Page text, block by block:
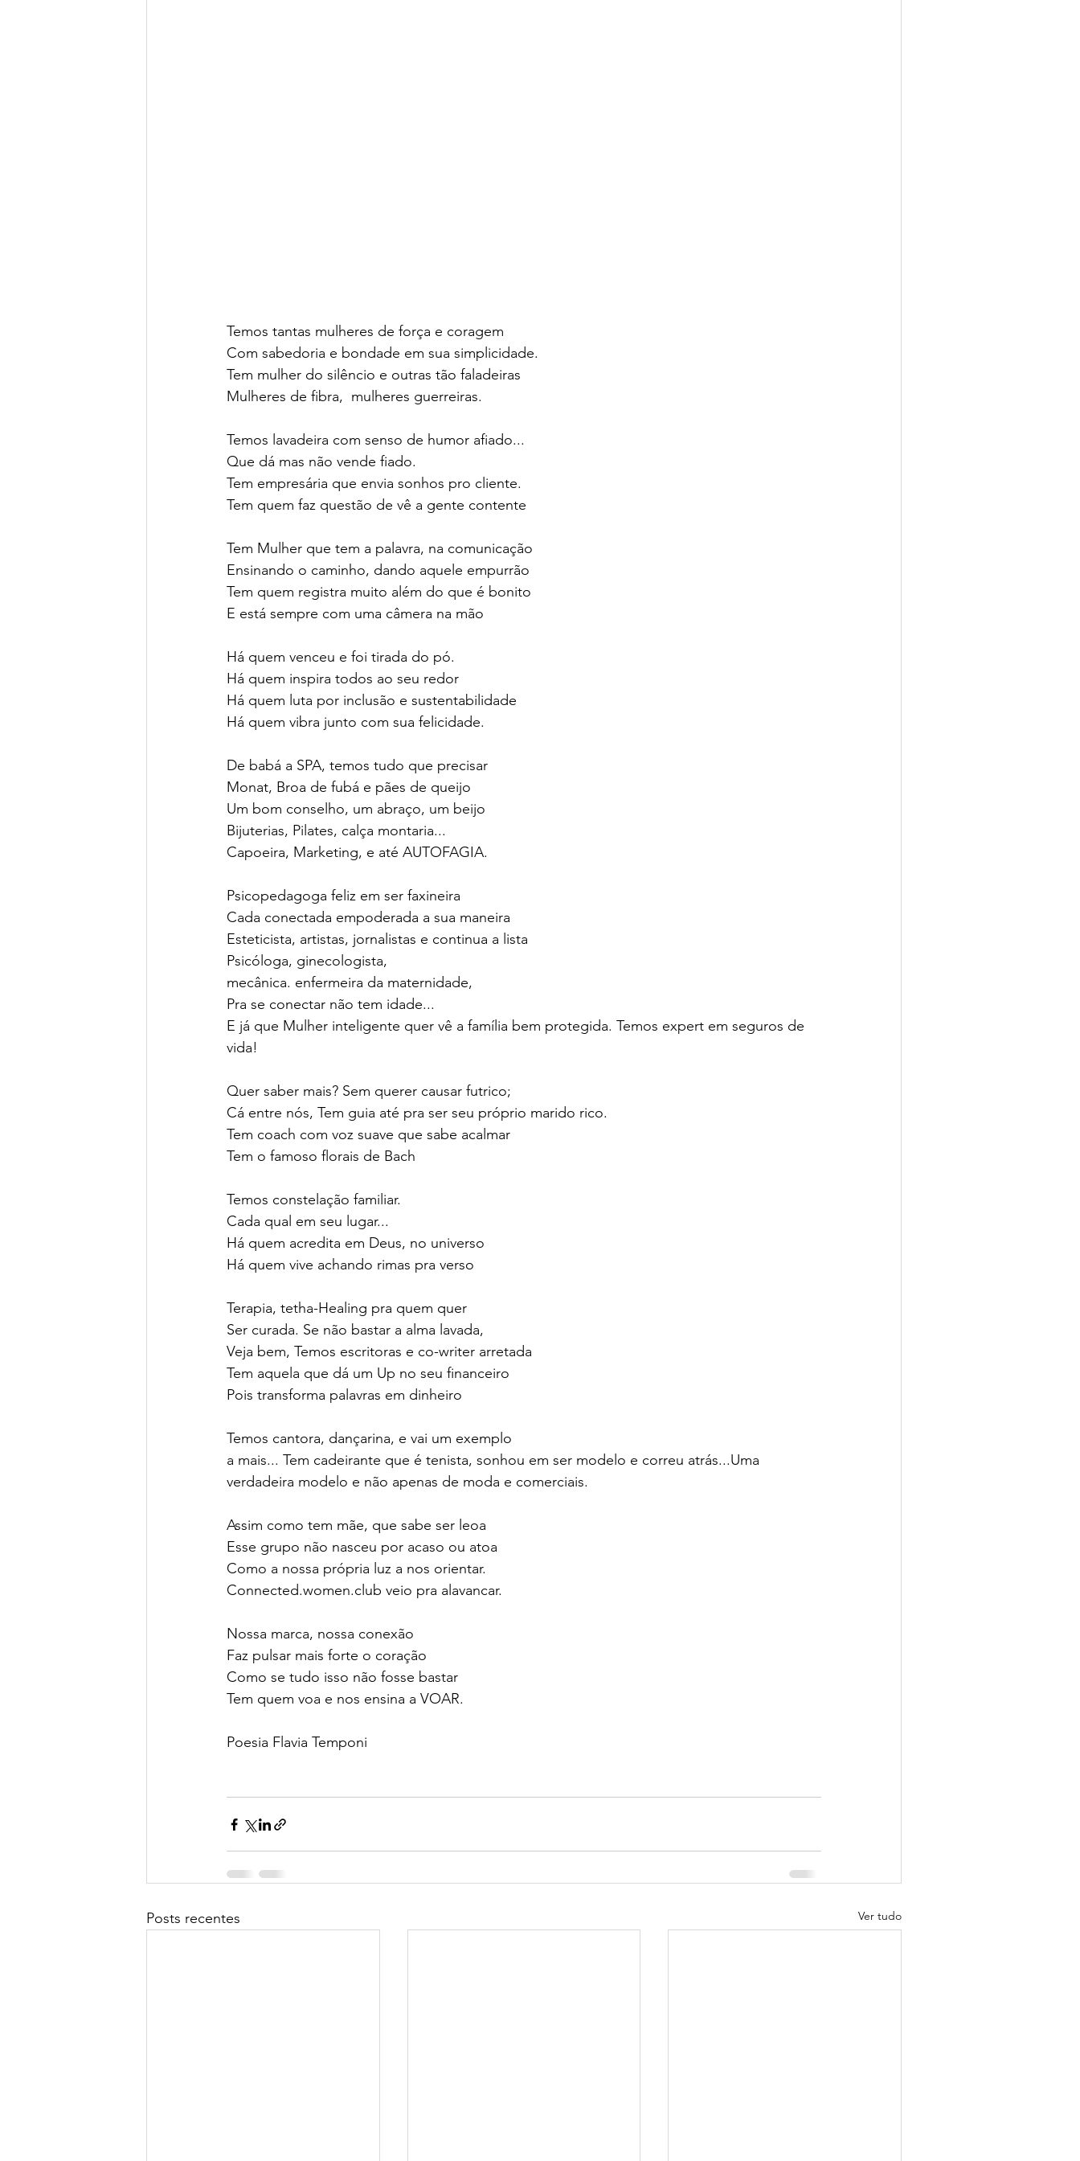
Temos tantas mulheres de força e coragem
Com sabedoria e bondade em sua simplicidade.
Tem mulher do silêncio e outras tão faladeiras
Mulheres de fibra,  mulheres guerreiras.
Temos lavadeira com senso de humor afiado...
Que dá mas não vende fiado.
Tem empresária que envia sonhos pro cliente.
Tem quem faz questão de vê a gente contente
Tem Mulher que tem a palavra, na comunicação
Ensinando o caminho, dando aquele empurrão
Tem quem registra muito além do que é bonito
E está sempre com uma câmera na mão
Há quem venceu e foi tirada do pó.
Há quem inspira todos ao seu redor
Há quem luta por inclusão e sustentabilidade
Há quem vibra junto com sua felicidade.
De babá a SPA, temos tudo que precisar
Monat, Broa de fubá e pães de queijo
Um bom conselho, um abraço, um beijo
Bijuterias, Pilates, calça montaria...
Capoeira, Marketing, e até AUTOFAGIA.
Psicopedagoga feliz em ser faxineira
Cada conectada empoderada a sua maneira
Esteticista, artistas, jornalistas e continua a lista
Psicóloga, ginecologista,
mecânica. enfermeira da maternidade,
Pra se conectar não tem idade...
E já que Mulher inteligente quer vê a família bem protegida. Temos expert em seguros de
vida!
Quer saber mais? Sem querer causar futrico;
Cá entre nós, Tem guia até pra ser seu próprio marido rico.
Tem coach com voz suave que sabe acalmar
Tem o famoso florais de Bach
Temos constelação familiar.
Cada qual em seu lugar...
Há quem acredita em Deus, no universo
Há quem vive achando rimas pra verso
Terapia, tetha-Healing pra quem quer
Ser curada. Se não bastar a alma lavada,
Veja bem, Temos escritoras e co-writer arretada
Tem aquela que dá um Up no seu financeiro
Pois transforma palavras em dinheiro
Temos cantora, dançarina, e vai um exemplo
a mais... Tem cadeirante que é tenista, sonhou em ser modelo e correu atrás...Uma
verdadeira modelo e não apenas de moda e comerciais.
Assim como tem mãe, que sabe ser leoa
Esse grupo não nasceu por acaso ou atoa
Como a nossa própria luz a nos orientar.
Connected.women.club veio pra alavancar.
Nossa marca, nossa conexão
Faz pulsar mais forte o coração
Como se tudo isso não fosse bastar
Tem quem voa e nos ensina a VOAR.
Poesia Flavia Temponi
Posts recentes Ver tudo